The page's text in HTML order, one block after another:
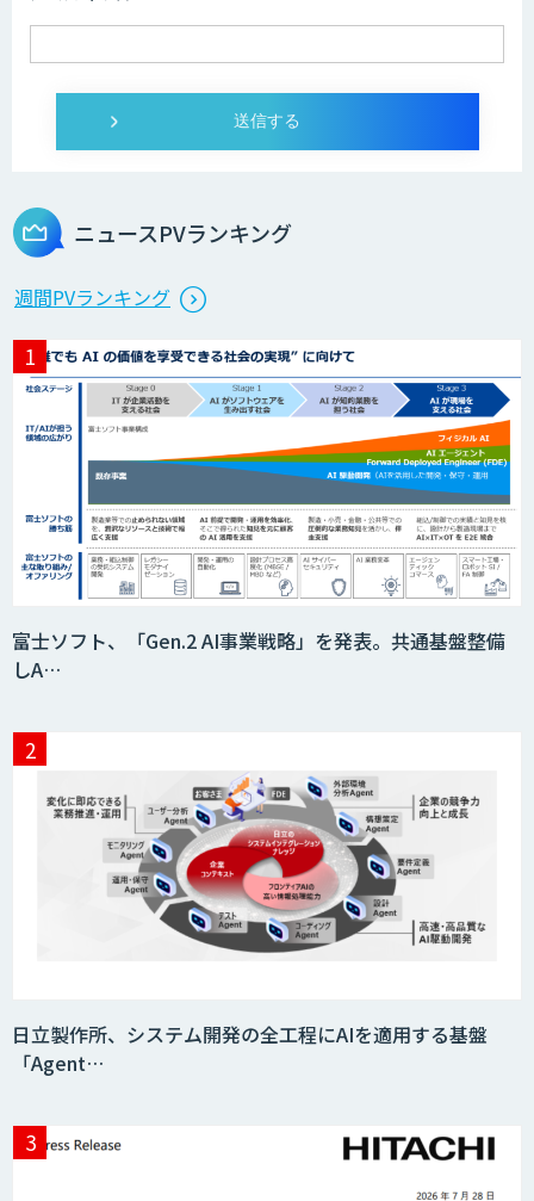
ニュースPVランキング
週間PVランキング
富士ソフト、「Gen.2 AI事業戦略」を発表。共通基盤整備
しA…
日立製作所、システム開発の全工程にAIを適用する基盤
「Agent…